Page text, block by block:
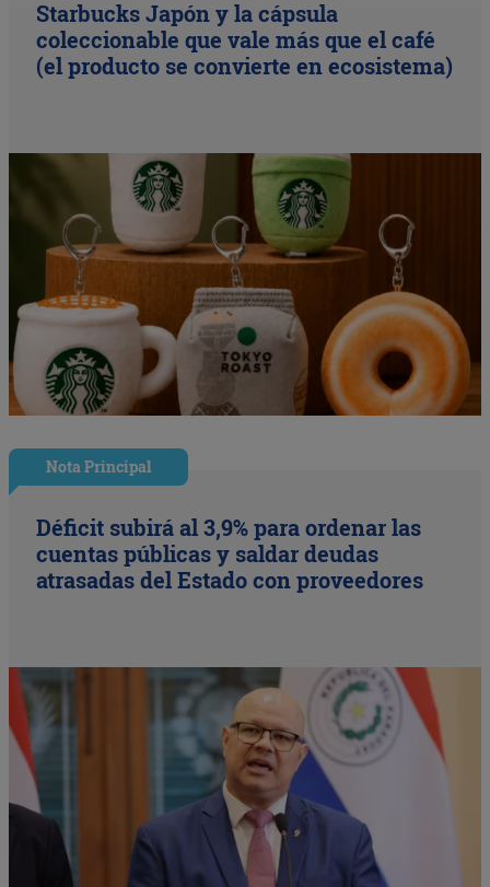
Starbucks Japón y la cápsula
coleccionable que vale más que el café
(el producto se convierte en ecosistema)
Nota Principal
Déficit subirá al 3,9% para ordenar las
cuentas públicas y saldar deudas
atrasadas del Estado con proveedores